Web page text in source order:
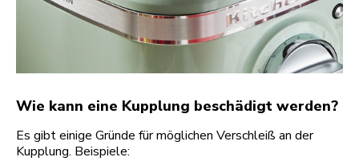
Wie kann eine Kupplung beschädigt werden?
Es gibt einige Gründe für möglichen Verschleiß an der
Kupplung. Beispiele: